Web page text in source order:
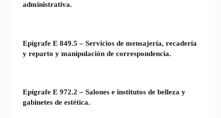
administrativa.
Epígrafe E 849.5 – Servicios de mensajería, recadería
y reparto y manipulación de correspondencia.
Epígrafe E 972.2 – Salones e institutos de belleza y
gabinetes de estética.